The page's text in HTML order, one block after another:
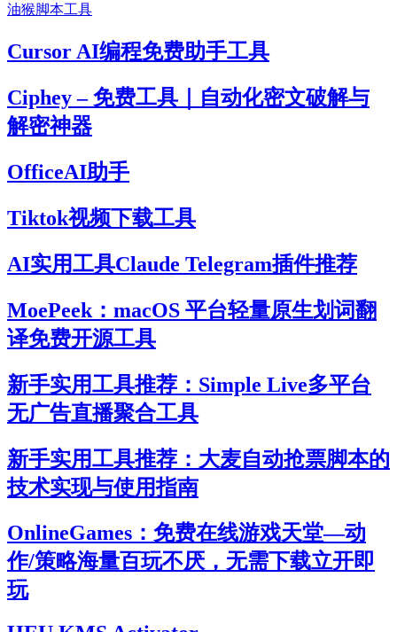
油猴脚本工具
Cursor AI编程免费助手工具
Ciphey – 免费工具｜自动化密文破解与
解密神器
OfficeAI助手
Tiktok视频下载工具
AI实用工具Claude Telegram插件推荐
MoePeek：macOS 平台轻量原生划词翻
译免费开源工具
新手实用工具推荐：Simple Live多平台
无广告直播聚合工具
新手实用工具推荐：大麦自动抢票脚本的
技术实现与使用指南
OnlineGames：免费在线游戏天堂—动
作/策略海量百玩不厌，无需下载立开即
玩